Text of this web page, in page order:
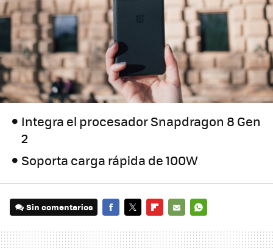
Integra el procesador Snapdragon 8 Gen
2
Soporta carga rápida de 100W
Sin comentarios
MAIL